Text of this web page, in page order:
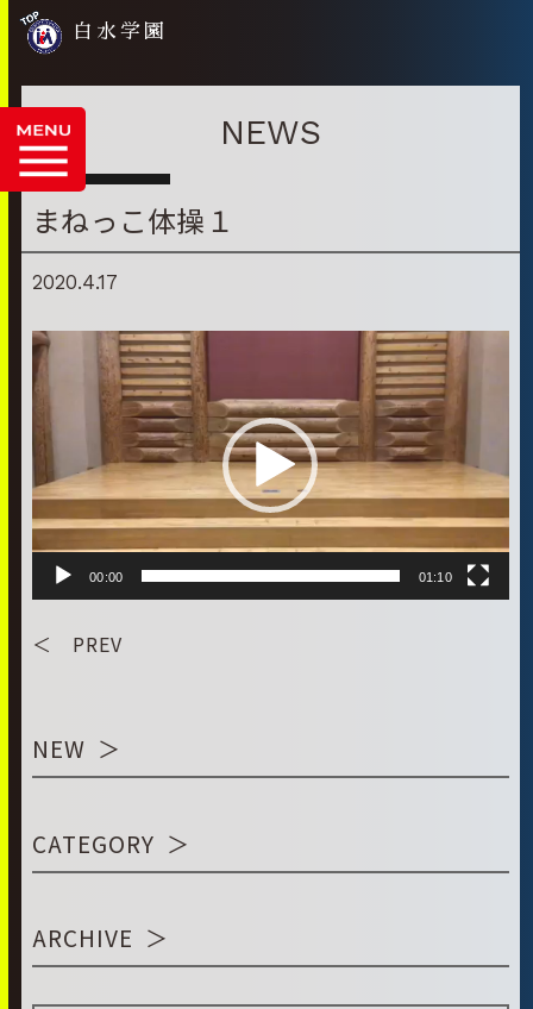
白水学園
NEWS
まねっこ体操１
2020.4.17
動
画
プ
レ
ー
ヤ
ー
00:00 01:10
＜ PREV
NEW
CATEGORY
ARCHIVE